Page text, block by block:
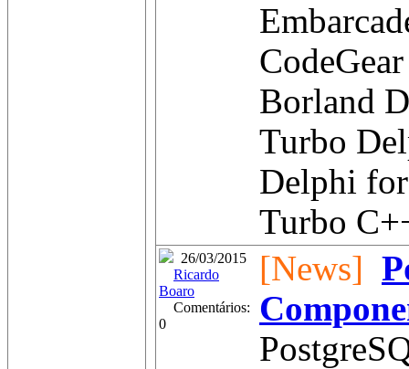
Borland
Turbo
Delphi
Turbo
26/03/2015
Ricardo
Boaro
Comentários:
0
[News]